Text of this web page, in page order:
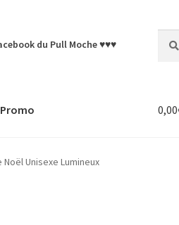
du Pull Moche ♥♥♥
pour :
0,00
Unisexe Lumineux